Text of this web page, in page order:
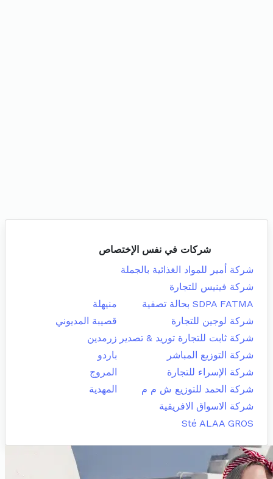
شركات في نفس الإختصاص
شركة أمير للمواد الغذائية بالجملة
شركة فينيس للتجارة
SDPA FATMA بحالة تصفية
منيهلة
شركة لوجين للتجارة
قصيبة المديوني
شركة ثابت للتجارة توريد & تصدير زرمدين
شركة التوزيع المباشر
باردو
شركة الإسراء للتجارة
المروج
شركة الحمد للتوزيع ش م م
المهدية
شركة الاسواق الافريقية
Sté ALAA GROS